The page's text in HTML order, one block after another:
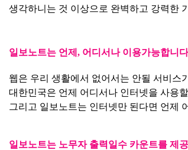
생각하니는 것 이상으로 완벽하고 강력한
일보노트는 언제, 어디서나 이용가능합니
웹은 우리 생활에서 없어서는 안될 서비스
대한민국은 언제 어디서나 인터넷을 사용
그리고 일보노트는 인터넷만 된다면 언제
일보노트는 노무자 출력일수 카운트를 제